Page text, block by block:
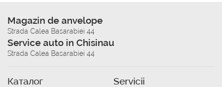
Magazin de anvelope
Strada Calea Basarabiei 44
Service auto in Chisinau
Strada Calea Basarabiei 44
Каталог Servicii